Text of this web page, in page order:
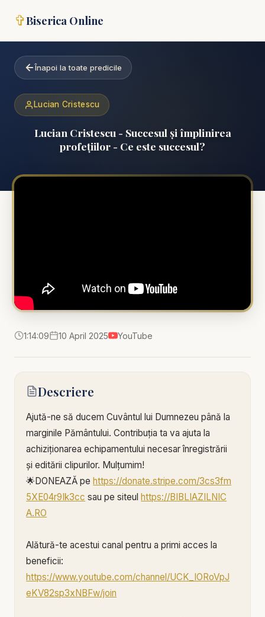
✞Biserica Online
Înapoi la toate predicile
Lucian Cristescu
Lucian Cristescu - Succesul și împlinirea
profețiilor - Ce este succesul?
1:14:09 10 April 2025 YouTube
Descriere
Ajută-ne să ducem Cuvântul lui Dumnezeu până la
marginile Pământului. Contribuția ta va ajuta la
achiziționarea echipamentului necesar înregistrării
și editării clipurilor. Mulțumim!
🌟DONEAZĂ pehttps://donate.stripe.com/3cs3fm
5XE04r9Ik3cc sau pe siteulhttps://BIBLIAZILNIC
A.RO
Alătură-te acestui canal pentru a primi acces la
beneficii:
https://www.youtube.com/channel/UCK_IORoVpJ
eKV82sp3xNBFw/join